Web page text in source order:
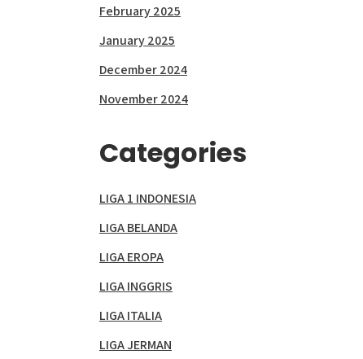
February 2025
January 2025
December 2024
November 2024
Categories
LIGA 1 INDONESIA
LIGA BELANDA
LIGA EROPA
LIGA INGGRIS
LIGA ITALIA
LIGA JERMAN